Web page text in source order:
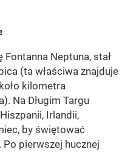
Fontanna Neptuna, stał
(ta właściwa znajduje
kilometra
Na Długim Targu
Irlandii,
by świętować
pierwszej hucznej